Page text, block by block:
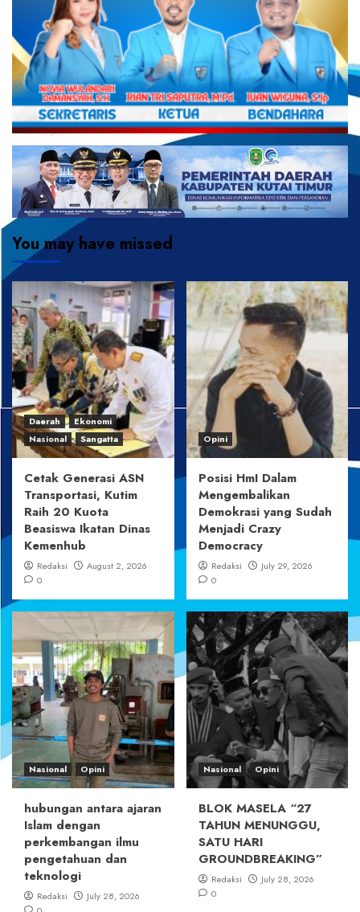
You may have missed
Daerah
Ekonomi
Nasional
Sangatta
Cetak Generasi ASN
Transportasi, Kutim
Raih 20 Kuota
Beasiswa Ikatan Dinas
Kemenhub
Redaksi
August 2, 2026
0
Opini
Posisi HmI Dalam
Mengembalikan
Demokrasi yang Sudah
Menjadi Crazy
Democracy
Redaksi
July 29, 2026
0
Nasional Opini
hubungan antara ajaran
Islam dengan
perkembangan ilmu
pengetahuan dan
teknologi
Redaksi
July 28, 2026
Nasional Opini
BLOK MASELA “27
TAHUN MENUNGGU,
SATU HARI
GROUNDBREAKING”
Redaksi
July 28, 2026
0